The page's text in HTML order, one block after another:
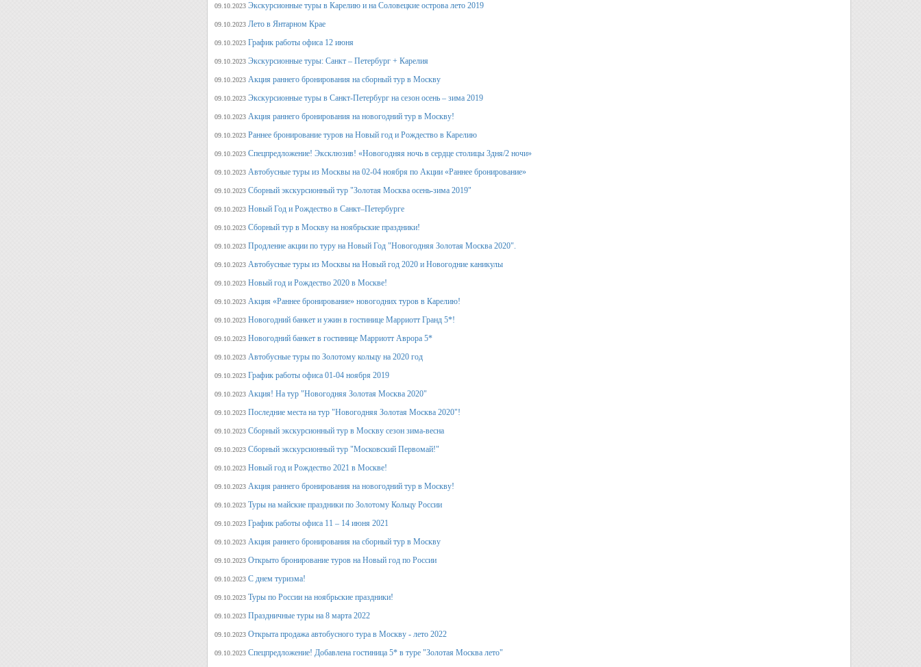
09.10.2023 Экскурсионные туры в Карелию и на Соловецкие острова лето 2019
09.10.2023 Лето в Янтарном Крае
09.10.2023 График работы офиса 12 июня
09.10.2023 Экскурсионные туры: Санкт – Петербург + Карелия
09.10.2023 Акция раннего бронирования на сборный тур в Москву
09.10.2023 Экскурсионные туры в Санкт-Петербург на сезон осень – зима 2019
09.10.2023 Акция раннего бронирования на новогодний тур в Москву!
09.10.2023 Раннее бронирование туров на Новый год и Рождество в Карелию
09.10.2023 Спецпредложение! Эксклюзив! «Новогодняя ночь в сердце столицы 3дня/2 ночи»
09.10.2023 Автобусные туры из Москвы на 02-04 ноября по Акции «Раннее бронирование»
09.10.2023 Сборный экскурсионный тур "Золотая Москва осень-зима 2019"
09.10.2023 Новый Год и Рождество в Санкт–Петербурге
09.10.2023 Сборный тур в Москву на ноябрьские праздники!
09.10.2023 Продление акции по туру на Новый Год "Новогодняя Золотая Москва 2020".
09.10.2023 Автобусные туры из Москвы на Новый год 2020 и Новогодние каникулы
09.10.2023 Новый год и Рождество 2020 в Москве!
09.10.2023 Акция «Раннее бронирование» новогодних туров в Карелию!
09.10.2023 Новогодний банкет и ужин в гостинице Марриотт Гранд 5*!
09.10.2023 Новогодний банкет в гостинице Марриотт Аврора 5*
09.10.2023 Автобусные туры по Золотому кольцу на 2020 год
09.10.2023 График работы офиса 01-04 ноября 2019
09.10.2023 Акция! На тур "Новогодняя Золотая Москва 2020"
09.10.2023 Последние места на тур "Новогодняя Золотая Москва 2020"!
09.10.2023 Сборный экскурсионный тур в Москву сезон зима-весна
09.10.2023 Сборный экскурсионный тур "Московский Первомай!"
09.10.2023 Новый год и Рождество 2021 в Москве!
09.10.2023 Акция раннего бронирования на новогодний тур в Москву!
09.10.2023 Туры на майские праздники по Золотому Кольцу России
09.10.2023 График работы офиса 11 – 14 июня 2021
09.10.2023 Акция раннего бронирования на сборный тур в Москву
09.10.2023 Открыто бронирование туров на Новый год по России
09.10.2023 С днем туризма!
09.10.2023 Туры по России на ноябрьские праздники!
09.10.2023 Праздничные туры на 8 марта 2022
09.10.2023 Открыта продажа автобусного тура в Москву - лето 2022
09.10.2023 Спецпредложение! Добавлена гостиница 5* в туре "Золотая Москва лето"